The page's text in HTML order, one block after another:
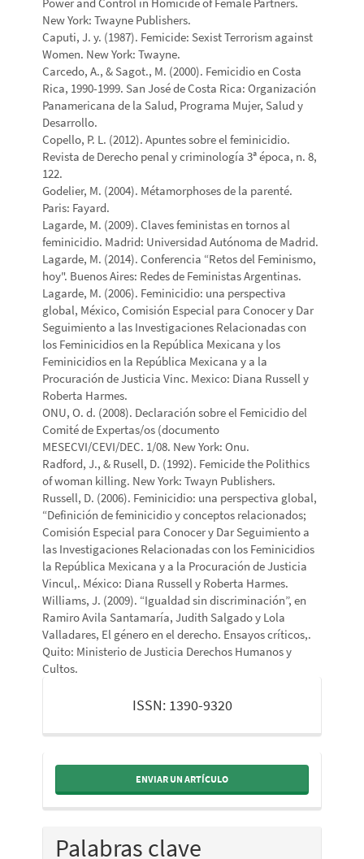
New York: Twayne Publishers.
Caputi, J. y. (1987). Femicide: Sexist Terrorism against
Women. New York: Twayne.
Carcedo, A., & Sagot., M. (2000). Femicidio en Costa
Rica, 1990-1999. San José de Costa Rica: Organización
Panamericana de la Salud, Programa Mujer, Salud y
Desarrollo.
Copello, P. L. (2012). Apuntes sobre el feminicidio.
Revista de Derecho penal y criminología 3ª época, n. 8,
122.
Godelier, M. (2004). Métamorphoses de la parenté.
Paris: Fayard.
Lagarde, M. (2009). Claves feministas en tornos al
feminicidio. Madrid: Universidad Autónoma de Madrid.
Lagarde, M. (2014). Conferencia “Retos del Feminismo,
hoy". Buenos Aires: Redes de Feministas Argentinas.
Lagarde, M. (2006). Feminicidio: una perspectiva
global, México, Comisión Especial para Conocer y Dar
Seguimiento a las Investigaciones Relacionadas con
los Feminicidios en la República Mexicana y los
Feminicidios en la República Mexicana y a la
Procuración de Justicia Vinc. Mexico: Diana Russell y
Roberta Harmes.
ONU, O. d. (2008). Declaración sobre el Femicidio del
Comité de Expertas/os (documento
MESECVI/CEVI/DEC. 1/08. New York: Onu.
Radford, J., & Rusell, D. (1992). Femicide the Polithics
of woman killing. New York: Twayn Publishers.
Russell, D. (2006). Feminicidio: una perspectiva global,
“Definición de feminicidio y conceptos relacionados;
Comisión Especial para Conocer y Dar Seguimiento a
las Investigaciones Relacionadas con los Feminicidios
la República Mexicana y a la Procuración de Justicia
Vincul,. México: Diana Russell y Roberta Harmes.
Williams, J. (2009). “Igualdad sin discriminación”, en
Ramiro Avila Santamaría, Judith Salgado y Lola
Valladares, El género en el derecho. Ensayos críticos,.
Quito: Ministerio de Justicia Derechos Humanos y
Cultos.
ISSN: 1390-9320
ENVIAR UN ARTÍCULO
Palabras clave